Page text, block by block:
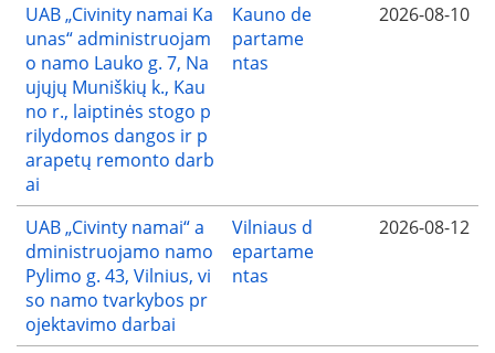
UAB „Civinity namai Ka
unas“ administruojam
o namo Lauko g. 7, Na
ujųjų Muniškių k., Kau
no r., laiptinės stogo p
rilydomos dangos ir p
arapetų remonto darb
ai
Kauno de
partame
ntas
2026-08-10
UAB „Civinty namai“ a
dministruojamo namo
Pylimo g. 43, Vilnius, vi
so namo tvarkybos pr
ojektavimo darbai
Vilniaus d
epartame
ntas
2026-08-12